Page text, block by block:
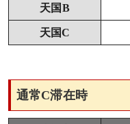
天国B
天国C
通常C滞在時